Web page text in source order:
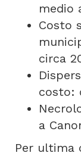
medio
Costo
circa
costo:
a
Per ultima